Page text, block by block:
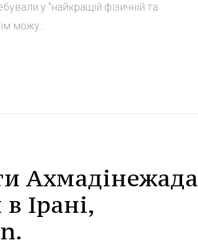
у "найкращій фізичній та
можу...
Ахмадінежада
Ірані,